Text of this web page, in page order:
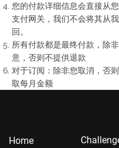
您的付款详细信息会直接从
支付网关，我们不会将其从
回。
所有付款都是最终付款，除
意，否则不提供退款
对于订阅：除非您取消，否
取每月金额
Home
Chall